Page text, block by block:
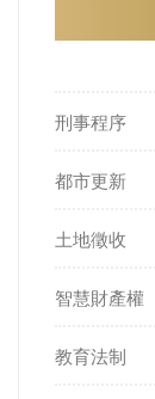
刑事程序
都市更新
土地徵收
智慧財產權
教育法制